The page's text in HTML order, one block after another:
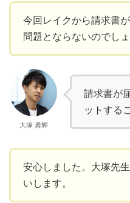
今回レイクから請求書
問題とならないのでし
大塚 勇輝
請求書が
ットする
安心しました。大塚先
いします。